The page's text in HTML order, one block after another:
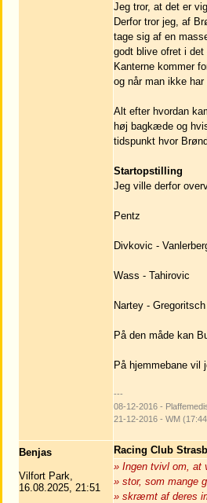
Jeg tror, at det er
Derfor tror jeg, af
tage sig af en
godt blive ofret i
Kanterne kommer
og når man ikke
Alt efter hvordan
høj bagkæde og
tidspunkt hvor
Startopstilling
Jeg ville derfor
Pentz
Divkovic -
Wass - Tahirovic
Nartey -
På den måde kan
På hjemmebane vil
---
08-12-2016 -
21-12-2016 - WM
Benjas
Vilfort Park,
16.08.2025, 21:51
Racing Club
» Ingen tvivl om, at
» stor, som mange
» skræmt af deres